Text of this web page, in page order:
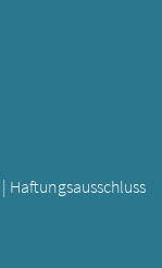
| Haftungsausschluss